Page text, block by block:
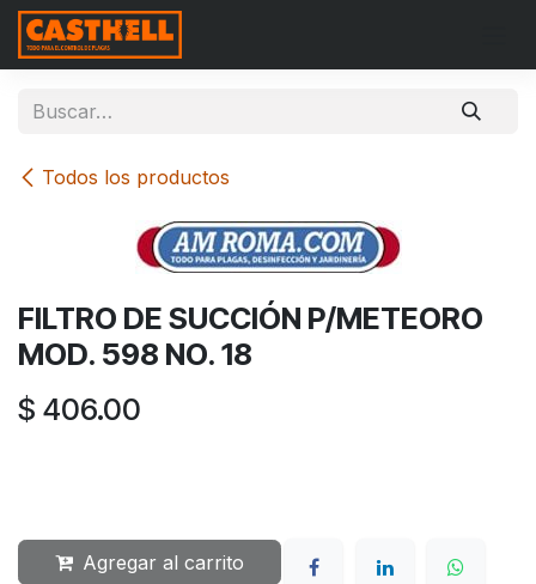
Ir al contenido
Todos los productos
FILTRO DE SUCCIÓN P/METEORO
MOD. 598 NO. 18
$ 406.00
Agregar al carrito